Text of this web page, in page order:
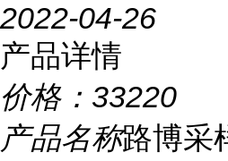
2022-04-26
产品详情
价格： 33220
产品名称路博采